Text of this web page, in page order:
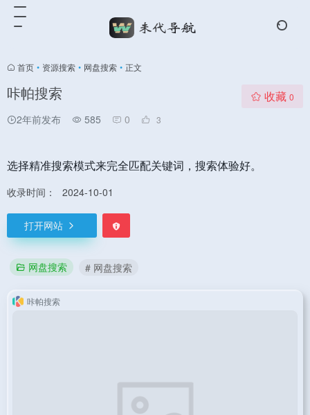
首页 • 资源搜索 • 网盘搜索 • 正文
咔帕搜索
2年前发布 585 0 3
收藏 0
选择精准搜索模式来完全匹配关键词，搜索体验好。
收录时间： 2024-10-01
打开网站
网盘搜索 # 网盘搜索
咔帕搜索